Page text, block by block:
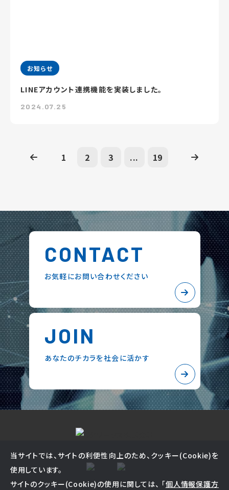
お知らせ
LINEアカウント連携機能を実装しました。
2024.07.25
1 2 3 ... 19
当サイトでは、サイトの利便性向上のため、クッキー(Cookie)を
使用しています。
サイトのクッキー(Cookie)の使用に関しては、 「個人情報保護方
CONTACT
お気軽にお問い合わせください
JOIN
あなたのチカラを社会に活かす